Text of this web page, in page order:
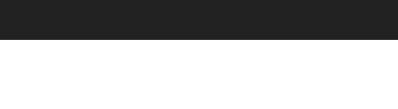
навигации